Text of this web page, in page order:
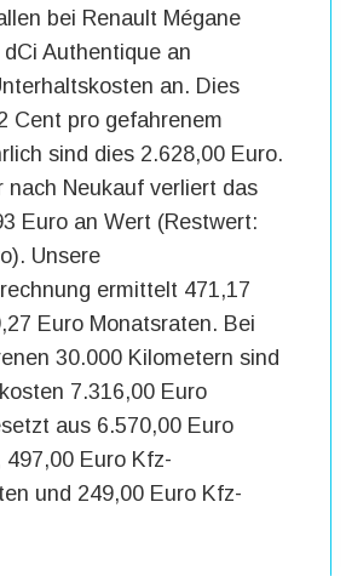
bei Renault Mégane
Authentique an
an. Dies
Cent pro gefahrenem
sind dies 2.628,00 Euro.
nach Neukauf verliert das
Euro an Wert (Restwert:
Unsere
ermittelt 471,17
Euro Monatsraten. Bei
30.000 Kilometern sind
7.316,00 Euro
aus 6.570,00 Euro
497,00 Euro Kfz-
und 249,00 Euro Kfz-